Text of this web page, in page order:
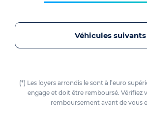
Véhicules suivants
(*) Les loyers arrondis le sont à l’euro
engage et doit être remboursé. Vérifiez
remboursement avant de vous